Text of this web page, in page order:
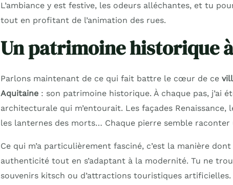
L’ambiance y est festive, les odeurs alléchantes, et tu
tout en profitant de l’animation des rues.
Un patrimoine historique
Parlons maintenant de ce qui fait battre le cœur de ce
Aquitaine: son patrimoine historique. À chaque pas, j’ai
architecturale qui m’entourait. Les façades
les lanternes des morts… Chaque pierre semble raconter
Ce qui m’a particulièrement fasciné, c’est la manière
authenticité tout en s’adaptant à la modernité. Tu ne
souvenirs kitsch ou d’attractions touristiques